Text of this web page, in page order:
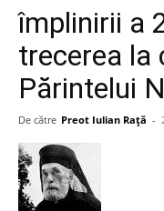
împlinirii a
trecerea la
Părintelui
De către Preot Iulian Raţă -